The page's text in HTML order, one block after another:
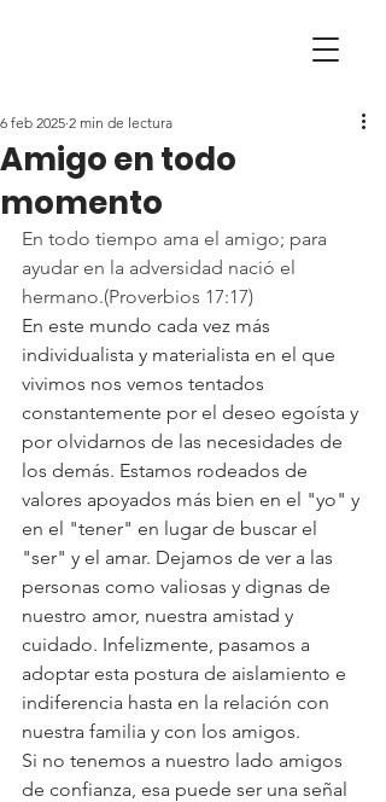
Amigo en todo
momento
6 feb 2025 2 min de lectura
En todo tiempo ama el amigo; para
ayudar en la adversidad nació el
hermano.(Proverbios 17:17)
En este mundo cada vez más
individualista y materialista en el que
vivimos nos vemos tentados
constantemente por el deseo egoísta y
por olvidarnos de las necesidades de
los demás. Estamos rodeados de
valores apoyados más bien en el "yo" y
en el "tener" en lugar de buscar el
"ser" y el amar. Dejamos de ver a las
personas como valiosas y dignas de
nuestro amor, nuestra amistad y
cuidado. Infelizmente, pasamos a
adoptar esta postura de aislamiento e
indiferencia hasta en la relación con
nuestra familia y con los amigos.
Si no tenemos a nuestro lado amigos
de confianza, esa puede ser una señal